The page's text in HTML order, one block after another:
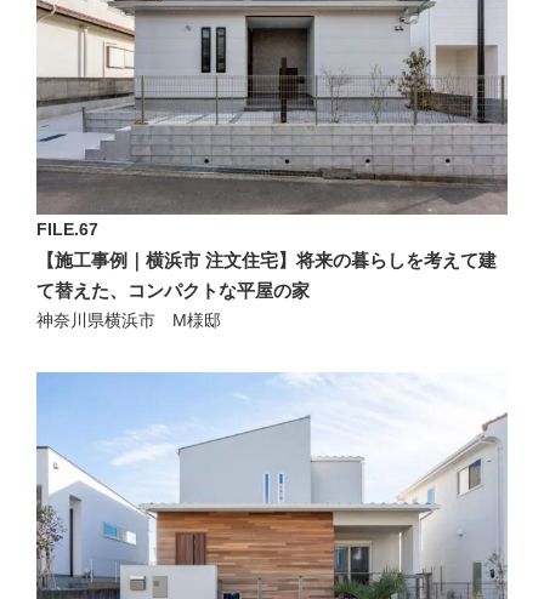
FILE.67
【施工事例｜横浜市 注文住宅】将来の暮らしを考えて建
て替えた、コンパクトな平屋の家
神奈川県横浜市 M様邸